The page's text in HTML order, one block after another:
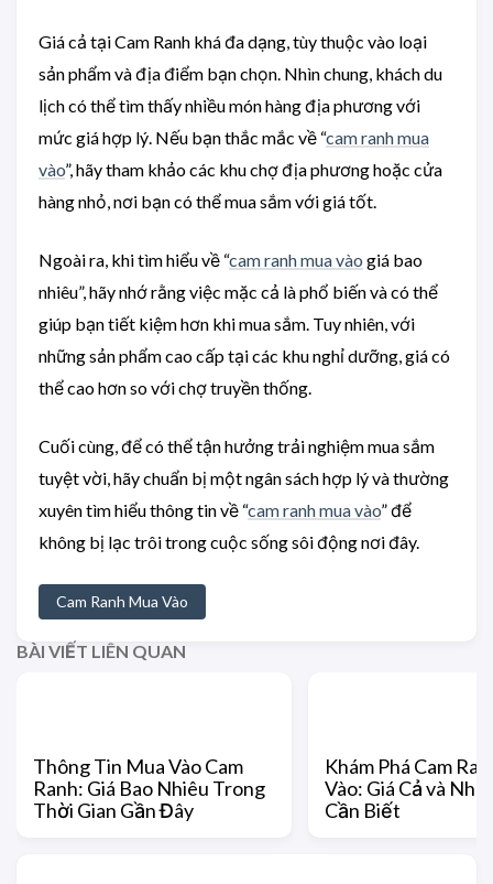
Giá cả tại Cam Ranh khá đa dạng, tùy thuộc vào loại
sản phẩm và địa điểm bạn chọn. Nhìn chung, khách du
lịch có thể tìm thấy nhiều món hàng địa phương với
mức giá hợp lý. Nếu bạn thắc mắc về “cam ranh mua
vào”, hãy tham khảo các khu chợ địa phương hoặc cửa
hàng nhỏ, nơi bạn có thể mua sắm với giá tốt.
Ngoài ra, khi tìm hiểu về “cam ranh mua vào giá bao
nhiêu”, hãy nhớ rằng việc mặc cả là phổ biến và có thể
giúp bạn tiết kiệm hơn khi mua sắm. Tuy nhiên, với
những sản phẩm cao cấp tại các khu nghỉ dưỡng, giá có
thể cao hơn so với chợ truyền thống.
Cuối cùng, để có thể tận hưởng trải nghiệm mua sắm
tuyệt vời, hãy chuẩn bị một ngân sách hợp lý và thường
xuyên tìm hiểu thông tin về “cam ranh mua vào” để
không bị lạc trôi trong cuộc sống sôi động nơi đây.
Cam Ranh Mua Vào
BÀI VIẾT LIÊN QUAN
Thông Tin Mua Vào Cam
Ranh: Giá Bao Nhiêu Trong
Thời Gian Gần Đây
Khám Phá Cam
Vào: Giá Cả và
Cần Biết